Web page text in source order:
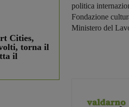
Cities,
torna il
il
politica
Fondazione
Ministero del